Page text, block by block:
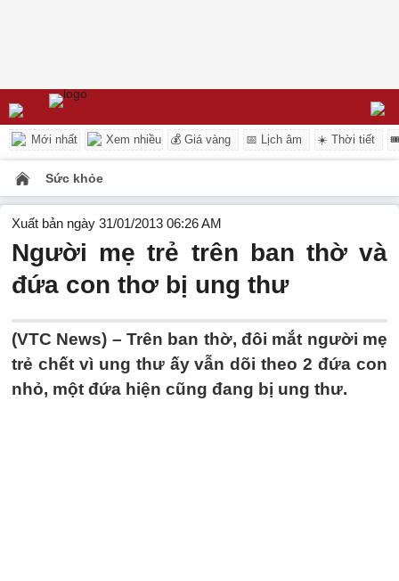
Mới nhất Xem nhiều 💰 Giá vàng 📅 Lịch âm ☀️ Thời tiết
Sức khỏe
Xuất bản ngày 31/01/2013 06:26 AM
Người mẹ trẻ trên ban thờ và
đứa con thơ bị ung thư
(VTC News) – Trên ban thờ, đôi mắt người mẹ
trẻ chết vì ung thư ấy vẫn dõi theo 2 đứa con
nhỏ, một đứa hiện cũng đang bị ung thư.